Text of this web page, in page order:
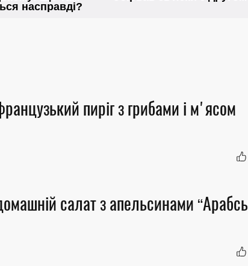
пиріг з грибами і м'ясом
салат з апельсинами